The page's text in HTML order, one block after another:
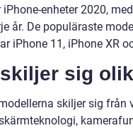
enheter 2020,
år. De populäraste
iPhone 11, iPhone XR
sig
skiljer sig från